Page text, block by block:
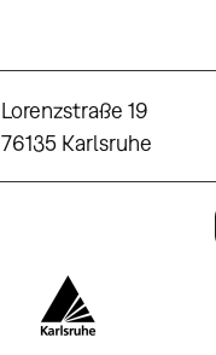
Lorenzstraße 19
76135 Karlsruhe